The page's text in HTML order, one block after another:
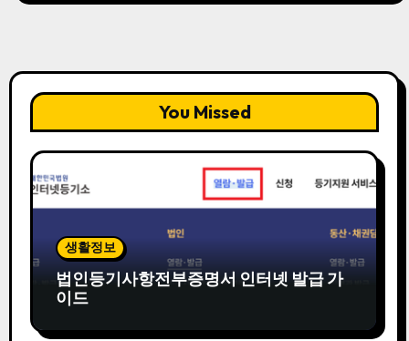
You Missed
생활정보
법인등기사항전부증명서 인터넷 발급 가
이드